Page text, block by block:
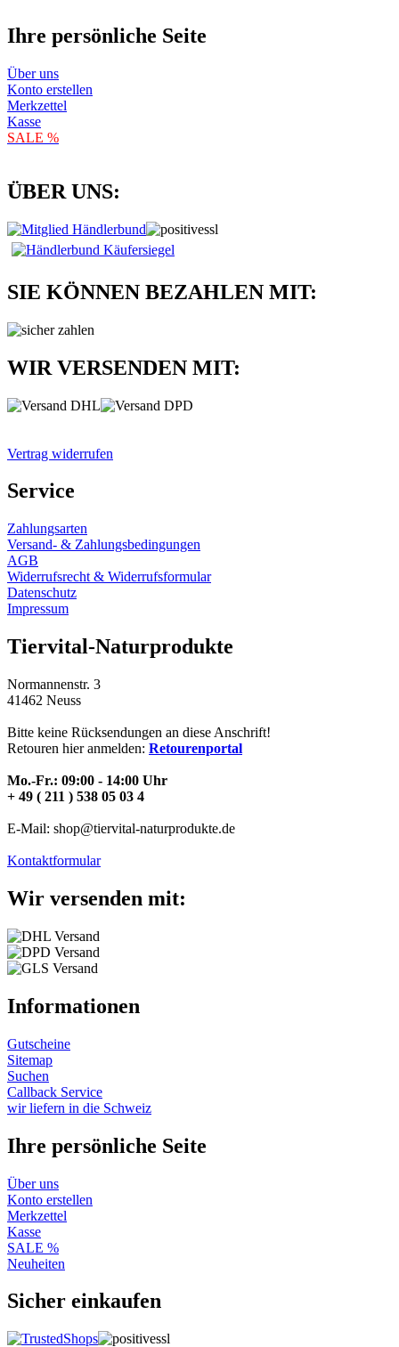
Ihre persönliche Seite
Über uns
Konto erstellen
Merkzettel
Kasse
SALE %
ÜBER UNS:
SIE KÖNNEN BEZAHLEN MIT:
WIR VERSENDEN MIT:
Vertrag widerrufen
Service
Zahlungsarten
Versand- & Zahlungsbedingungen
AGB
Widerrufsrecht & Widerrufsformular
Datenschutz
Impressum
Tiervital-Naturprodukte
Normannenstr. 3
41462 Neuss
Bitte keine Rücksendungen an diese Anschrift!
Retouren hier anmelden: Retourenportal
Mo.-Fr.: 09:00 - 14:00 Uhr
+ 49 ( 211 ) 538 05 03 4
E-Mail: shop@tiervital-naturprodukte.de
Kontaktformular
Wir versenden mit:
Informationen
Gutscheine
Sitemap
Suchen
Callback Service
wir liefern in die Schweiz
Ihre persönliche Seite
Über uns
Konto erstellen
Merkzettel
Kasse
SALE %
Neuheiten
Sicher einkaufen